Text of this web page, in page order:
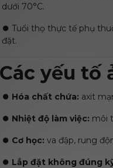
dưới 70°C.
⏺️ Tuổi thọ thực tế phụ
đặt.
yếu
⏺️ Hóa chất chứa: axit
⏺️ Nhiệt độ làm việc: môi
⏺️ Cơ học: va đập, rung
⏺️ Lắp đặt không đúng